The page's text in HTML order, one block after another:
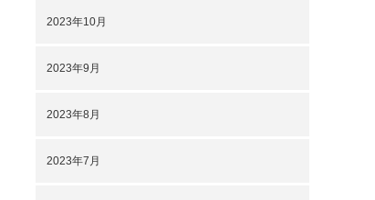
2023年10月
2023年9月
2023年8月
2023年7月